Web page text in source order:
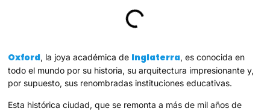
Oxford, la joya académica de Inglaterra, es conocida en
todo el mundo por su historia, su arquitectura impresionante y,
por supuesto, sus renombradas instituciones educativas.
Esta histórica ciudad, que se remonta a más de mil años de